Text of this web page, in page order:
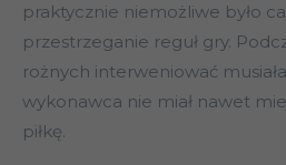
praktycznie niemożliwe było
przestrzeganie reguł gry.
rożnych interweniować
wykonawca nie miał nawet
piłkę.